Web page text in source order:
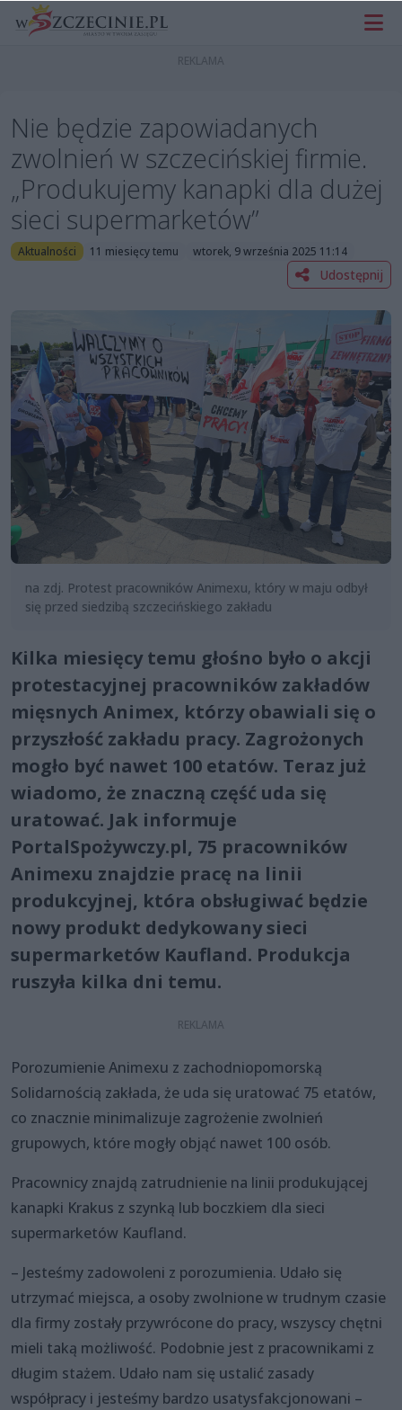
Nie będzie zapowiadanych
zwolnień w szczecińskiej firmie.
„Produkujemy kanapki dla dużej
sieci supermarketów”
Aktualności 11 miesięcy temu wtorek, 9 września 2025 11:14
Udostępnij
na zdj. Protest pracowników Animexu, który w maju odbył
się przed siedzibą szczecińskiego zakładu
Kilka miesięcy temu głośno było o akcji
protestacyjnej pracowników zakładów
mięsnych Animex, którzy obawiali się o
przyszłość zakładu pracy. Zagrożonych
mogło być nawet 100 etatów. Teraz już
wiadomo, że znaczną część uda się
uratować. Jak informuje
PortalSpożywczy.pl, 75 pracowników
Animexu znajdzie pracę na linii
produkcyjnej, która obsługiwać będzie
nowy produkt dedykowany sieci
supermarketów Kaufland. Produkcja
ruszyła kilka dni temu.
Porozumienie Animexu z zachodniopomorską
Solidarnością zakłada, że uda się uratować 75 etatów,
co znacznie minimalizuje zagrożenie zwolnień
grupowych, które mogły objąć nawet 100 osób.
Pracownicy znajdą zatrudnienie na linii produkującej
kanapki Krakus z szynką lub boczkiem dla sieci
supermarketów Kaufland.
– Jesteśmy zadowoleni z porozumienia. Udało się
utrzymać miejsca, a osoby zwolnione w trudnym czasie
dla firmy zostały przywrócone do pracy, wszyscy chętni
mieli taką możliwość. Podobnie jest z pracownikami z
długim stażem. Udało nam się ustalić zasady
współpracy i jesteśmy bardzo usatysfakcjonowani –